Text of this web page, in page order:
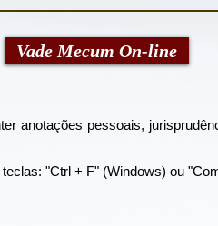
Vade Mecum On-line
anotações pessoais,
"Ctrl + F" (Windows) ou